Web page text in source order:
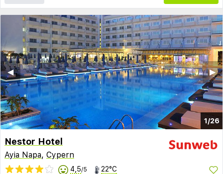
1/26
▶︎
◀︎
Nestor Hotel
Ayia Napa, Cypern
4,5/5 22°C